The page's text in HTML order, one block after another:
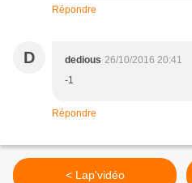
Répondre
D dedious 26/10/2016 20:41
-1
Répondre
< Lap'vidéo